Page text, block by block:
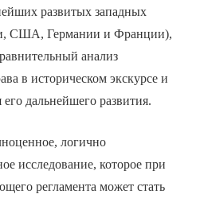
развитых западных
США, Германии и Франции),
анализ
в историческом экскурсе и
дальнейшего развития.
логично
исследование, которое при
регламента может стать